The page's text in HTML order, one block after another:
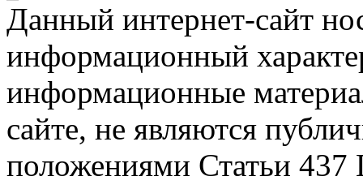
Данный интернет-сайт
информационный
информационные
сайте, не являются
положениями Статьи 437